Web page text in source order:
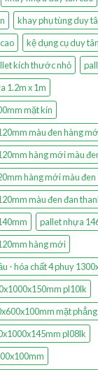
khay phụ tùng duy
kệ dụng cụ duy
kích thước nhỏ
1.2m x 1m
mặt kín
màu đen hàng
hàng mới màu
hàng mới màu đen
màu đen đan
pallet nhựa
hàng mới
- hóa chất 4 phuy
pl10lk
mặt phẳng
pl08lk